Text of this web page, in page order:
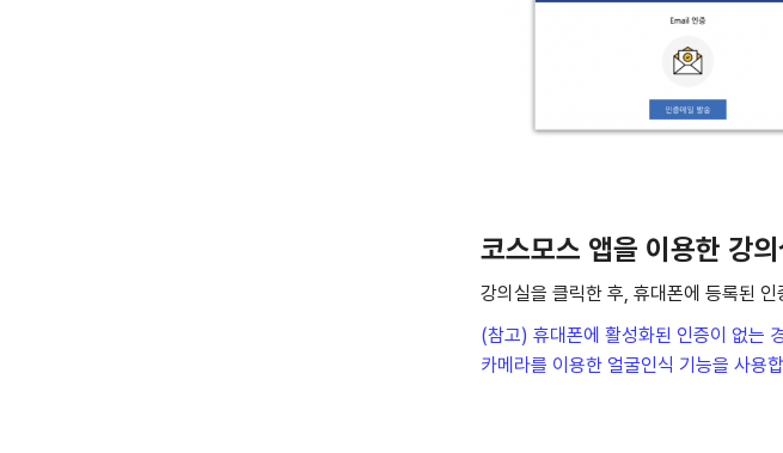
코스모스 앱을 이용한 강
강의실을 클릭한 후, 휴대폰에 등록된
(참고) 휴대폰에 활성화된 인증이 없는
카메라를 이용한 얼굴인식 기능을 사용